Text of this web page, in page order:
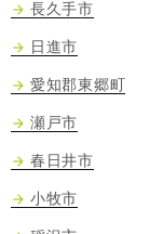
長久手市
日進市
愛知郡東郷町
瀬戸市
春日井市
小牧市